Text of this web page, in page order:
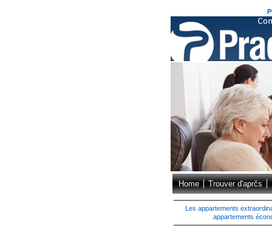
Home Trouver d'aprčs
Les appartements
appartements